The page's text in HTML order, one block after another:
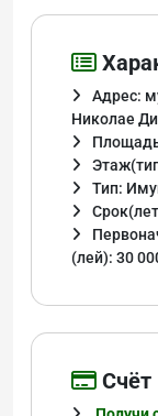
Адрес:
Николае
Тип:
(лей): 30
Cчёт